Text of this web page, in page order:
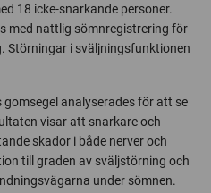
18 icke-snarkande personer.
med nattlig sömnregistrering för
Störningar i sväljningsfunktionen
analyserades för att se
visar att snarkare och
skador i både nerver och
till graden av sväljstörning och
under sömnen.